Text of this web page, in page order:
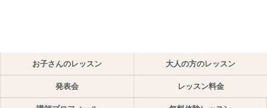
お子さんのレッスン 大人の方のレッスン
発表会 レッスン料金